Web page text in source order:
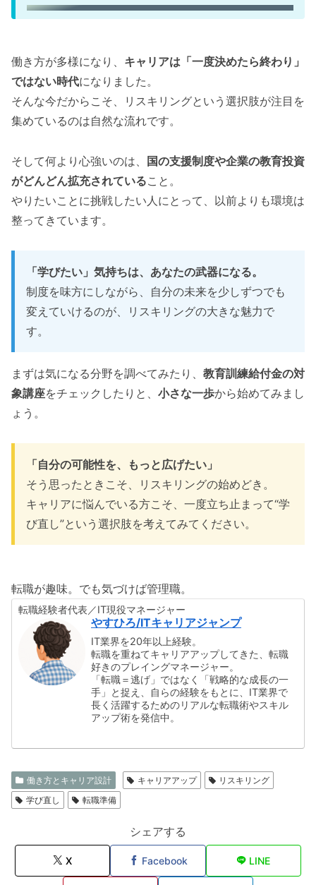
働き方が多様になり、 キャリアは「一度決めたら終わり」
ではない時代になりました。
そんな今だからこそ、リスキリングという選択肢が注目を
集めているのは自然な流れです。
そして何より心強いのは、
国の支援制度や企業の教育投資
がどんどん拡充されていること。
やりたいことに挑戦したい人にとって、以前よりも環境は
整ってきています。
「学びたい」気持ちは、あなたの武器になる。
制度を味方にしながら、自分の未来を少しずつでも
変えていけるのが、リスキリングの大きな魅力で
す。
まずは気になる分野を調べてみたり、 教育訓練給付金の対
象講座をチェックしたりと、 小さな一歩から始めてみまし
ょう。
「自分の可能性を、もっと広げたい」
そう思ったときこそ、リスキリングの始めどき。
キャリアに悩んでいる方こそ、一度立ち止まって“学
び直し”という選択肢を考えてみてください。
転職が趣味。でも気づけば管理職。
転職経験者代表／IT現役マネージャー
やすひろ/ITキャリアジャンプ
IT業界を20年以上経験。
転職を重ねてキャリアアップしてきた、転職
好きのプレイングマネージャー。
「転職＝逃げ」ではなく「戦略的な成長の一
手」と捉え、自らの経験をもとに、IT業界で
長く活躍するためのリアルな転職術やスキル
アップ術を発信中。
働き方とキャリア設計 キャリアアップ
リスキリング
学び直し
転職準備
シェアする
X Facebook LINE